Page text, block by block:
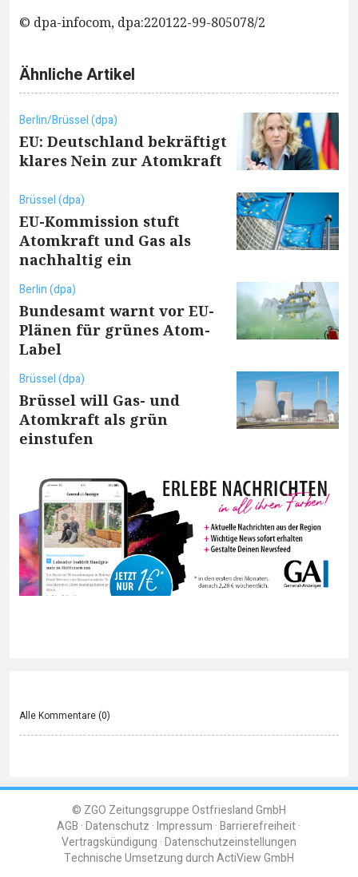
© dpa-infocom, dpa:220122-99-805078/2
Ähnliche Artikel
Berlin/Brüssel (dpa)
EU: Deutschland bekräftigt
klares Nein zur Atomkraft
Brüssel (dpa)
EU-Kommission stuft
Atomkraft und Gas als
nachhaltig ein
Berlin (dpa)
Bundesamt warnt vor EU-
Plänen für grünes Atom-
Label
Brüssel (dpa)
Brüssel will Gas- und
Atomkraft als grün
einstufen
Alle Kommentare (0)
© ZGO Zeitungsgruppe Ostfriesland GmbH
AGB Datenschutz Impressum Barrierefreiheit
Vertragskündigung Datenschutzeinstellungen
Technische Umsetzung durchActiView GmbH